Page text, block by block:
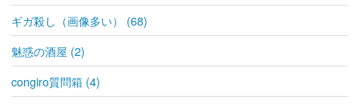
ギガ殺し（画像多い） (68)
魅惑の酒屋 (2)
congiro質問箱 (4)